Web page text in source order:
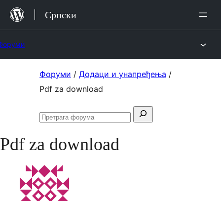
Скочи
Српски
Форуми / Додаци и унапређења /
Pdf za download
Претрага
Претражи
Pdf za download